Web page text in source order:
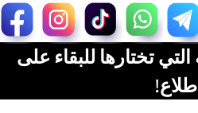
تختارها للبقاء على